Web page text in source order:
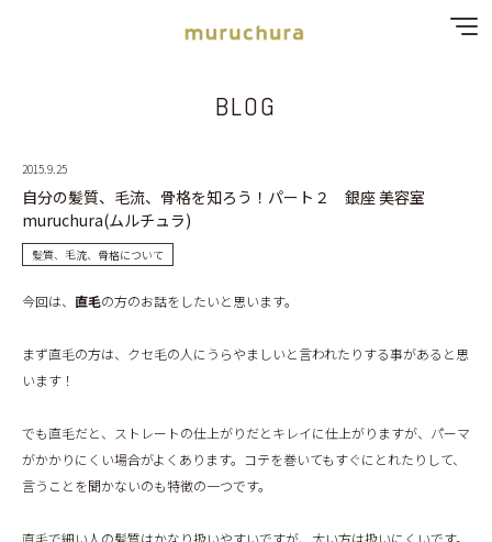
MENU
SHOP & STAFF
RECRUIT
BLOG
BLOG
2015.9.25
自分の髪質、毛流、骨格を知ろう！パート２ 銀座 美容室
muruchura(ムルチュラ)
髪質、毛流、骨格について
今回は、 直毛の方のお話をしたいと思います。
まず直毛の方は、クセ毛の人にうらやましいと言われたりする事があると思
います！
でも直毛だと、ストレートの仕上がりだとキレイに仕上がりますが、パーマ
がかかりにくい場合がよくあります。コテを巻いてもすぐにとれたりして、
言うことを聞かないのも特徴の一つです。
直毛で細い人の髪質はかなり扱いやすいですが、太い方は扱いにくいです。